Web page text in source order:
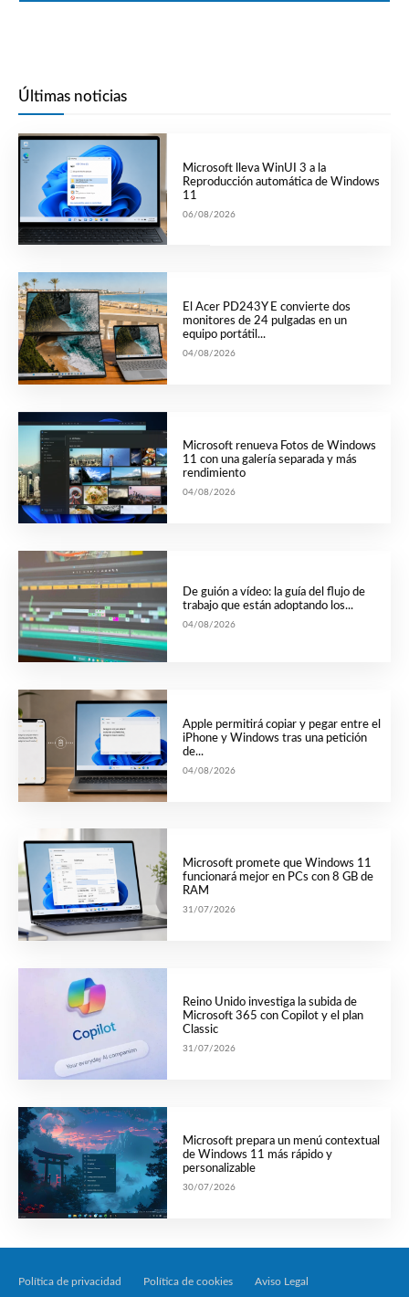
Últimas noticias
Microsoft lleva WinUI 3 a la
Reproducción automática de Windows
11
06/08/2026
El Acer PD243Y E convierte dos
monitores de 24 pulgadas en un
equipo portátil...
04/08/2026
Microsoft renueva Fotos de Windows
11 con una galería separada y más
rendimiento
04/08/2026
De guión a vídeo: la guía del flujo de
trabajo que están adoptando los...
04/08/2026
Apple permitirá copiar y pegar entre el
iPhone y Windows tras una petición
de...
04/08/2026
Microsoft promete que Windows 11
funcionará mejor en PCs con 8 GB de
RAM
31/07/2026
Reino Unido investiga la subida de
Microsoft 365 con Copilot y el plan
Classic
31/07/2026
Microsoft prepara un menú contextual
de Windows 11 más rápido y
personalizable
30/07/2026
Política de privacidad Política de cookies Aviso Legal